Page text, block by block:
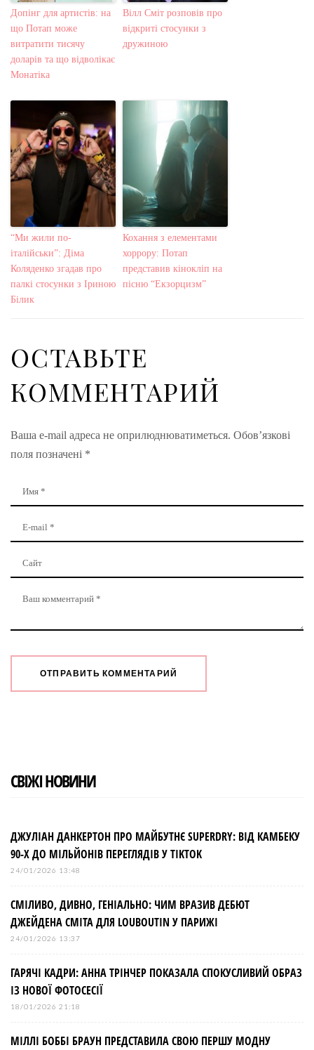
Допінг для артистів: на
що Потап може
витратити тисячу
доларів та що відволікає
Монатіка
Вілл Сміт розповів про
відкриті стосунки з
дружиною
“Ми жили по-
італійськи”: Діма
Коляденко згадав про
палкі стосунки з Іриною
Білик
Кохання з елементами
хоррору: Потап
представив кінокліп на
пісню “Екзорцизм”
ОСТАВЬТЕ
КОММЕНТАРИЙ
Ваша e-mail адреса не оприлюднюватиметься. Обов’язкові
поля позначені *
СВІЖІ НОВИНИ
ДЖУЛІАН ДАНКЕРТОН ПРО МАЙБУТНЄ SUPERDRY: ВІД КАМБЕКУ
90-Х ДО МІЛЬЙОНІВ ПЕРЕГЛЯДІВ У TIKTOK
24/01/2026 13:48
СМІЛИВО, ДИВНО, ГЕНІАЛЬНО: ЧИМ ВРАЗИВ ДЕБЮТ
ДЖЕЙДЕНА СМІТА ДЛЯ LOUBOUTIN У ПАРИЖІ
24/01/2026 13:37
ГАРЯЧІ КАДРИ: АННА ТРІНЧЕР ПОКАЗАЛА СПОКУСЛИВИЙ ОБРАЗ
ІЗ НОВОЇ ФОТОСЕСІЇ
18/01/2026 21:18
МІЛЛІ БОББІ БРАУН ПРЕДСТАВИЛА СВОЮ ПЕРШУ МОДНУ